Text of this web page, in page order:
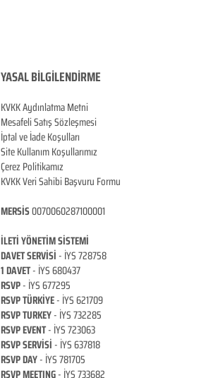
YASAL BİLGİLENDİRME
KVKK AydınlatmaMetni
Mesafeli Satış Sözleşmesi
İptal ve İade Koşulları
Site Kullanım Koşullarımız
Çerez Politikamız
KVKK Veri Sahibi Başvuru Formu
MERSİS0070060287100001
İLETİ YÖNETİM SİSTEMİ
DAVET SERVİSİ- İYS 728758
1 DAVET- İYS 680437
RSVP- İYS 677295
RSVP TÜRKİYE- İYS 621709
RSVP TURKEY- İYS 732285
RSVP EVENT- İYS 723063
RSVP SERVİSİ- İYS 637818
RSVP DAY- İYS 781705